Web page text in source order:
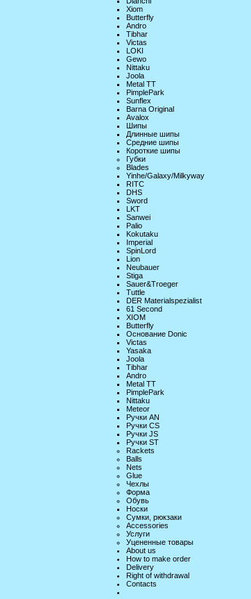
Xiom
Butterfly
Andro
Tibhar
Victas
LOKI
Gewo
Nittaku
Joola
Metal TT
PimplePark
Sunflex
Barna Original
Avalox
Шипы
Длинные шипы
Средние шипы
Короткие шипы
Губки
Blades
Yinhe/Galaxy/Milkyway
RITC
DHS
Sword
LKT
Sanwei
Palio
Kokutaku
Imperial
SpinLord
Lion
Neubauer
Stiga
Sauer&Troeger
Tuttle
DER Materialspezialist
61 Second
XIOM
Butterfly
Основание Donic
Victas
Yasaka
Joola
Tibhar
Andro
Metal TT
PimplePark
Nittaku
Meteor
Ручки AN
Ручки CS
Ручки JS
Ручки ST
Rackets
Balls
Nets
Glue
Чехлы
Форма
Обувь
Носки
Сумки, рюкзаки
Accessories
Услуги
Уцененные товары
About us
How to make order
Delivery
Right of withdrawal
Contacts